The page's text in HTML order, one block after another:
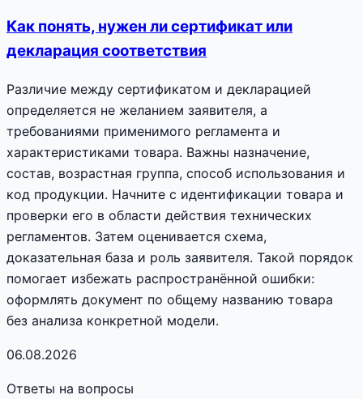
Как понять, нужен ли сертификат или
декларация соответствия
Различие между сертификатом и декларацией
определяется не желанием заявителя, а
требованиями применимого регламента и
характеристиками товара. Важны назначение,
состав, возрастная группа, способ использования и
код продукции. Начните с идентификации товара и
проверки его в области действия технических
регламентов. Затем оценивается схема,
доказательная база и роль заявителя. Такой порядок
помогает избежать распространённой ошибки:
оформлять документ по общему названию товара
без анализа конкретной модели.
06.08.2026
Ответы на вопросы